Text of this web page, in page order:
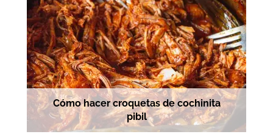
Cómo hacer croquetas de cochinita
pibil